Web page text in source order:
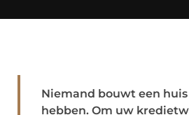
Niemand bouwt een
hebben. Om uw